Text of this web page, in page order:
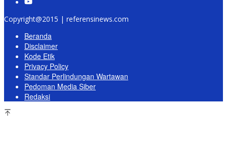
Copyright@2015 | referensinews.com
Beranda
Disclaimer
Kode Etik
Privacy Policy
Standar Perlindungan Wartawan
Pedoman Media Siber
Redaksi